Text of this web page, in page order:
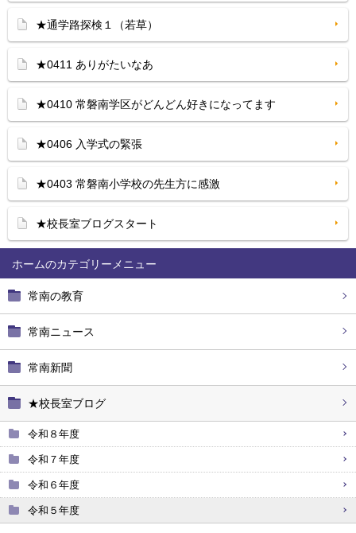
ホーム
常南の教育
常南ニュース
常南新聞
★校長室ブログ
令和８年度
令和７年度
令和６年度
令和５年度
★通学路探検１（若草）
★0411 ありがたいなあ
★0410 常磐南学区がどんどん好きになってます
★0406 入学式の緊張
★0403 常磐南小学校の先生方に感激
★校長室ブログスタート